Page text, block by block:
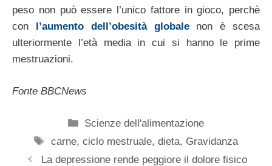
peso non può essere l’unico fattore in gioco, perchè
con l’aumento dell’obesità globalenon è scesa
ulteriormente l’età media in cui si hanno le prime
mestruazioni.
Fonte BBCNews
Categorie
Scienze dell'alimentazione
Tag
carne, ciclo mestruale, dieta, Gravidanza
La depressione rende peggiore il dolore fisico